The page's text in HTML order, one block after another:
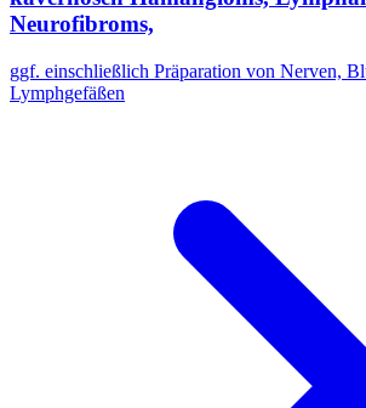
Neurofibroms,
ggf. einschließlich Präparation von Nerven,
Lymphgefäßen